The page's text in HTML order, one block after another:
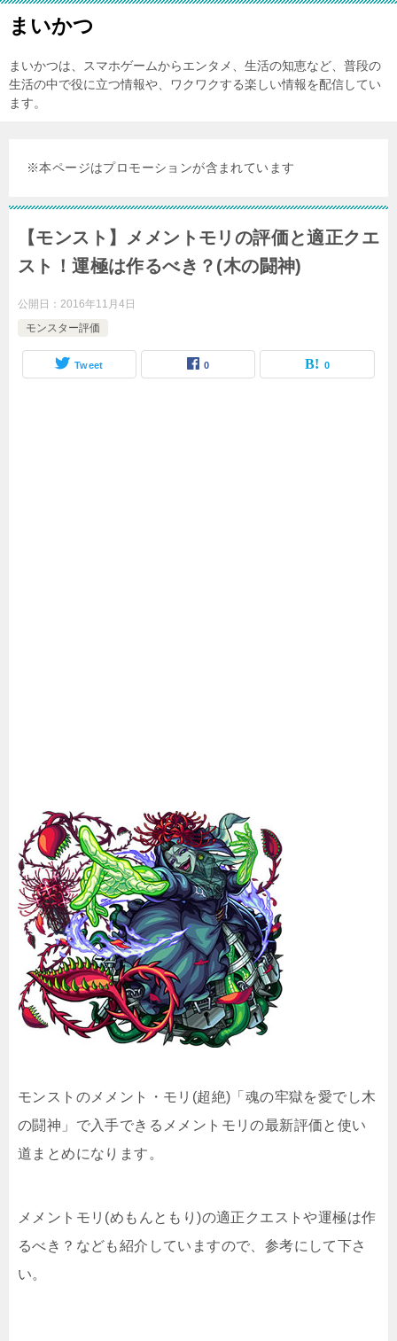
まいかつ
まいかつは、スマホゲームからエンタメ、生活の知恵など、普段の
生活の中で役に立つ情報や、ワクワクする楽しい情報を配信してい
ます。
※本ページはプロモーションが含まれています
【モンスト】メメントモリの評価と適正クエ
スト！運極は作るべき？(木の闘神)
公開日： 2016年11月4日
モンスター評価
Tweet 0 0
モンストのメメント・モリ(超絶)「魂の牢獄を愛でし木
の闘神」で入手できるメメントモリの最新評価と使い
道まとめになります。
メメントモリ(めもんともり)の適正クエストや運極は作
るべき？なども紹介していますので、参考にして下さ
い。